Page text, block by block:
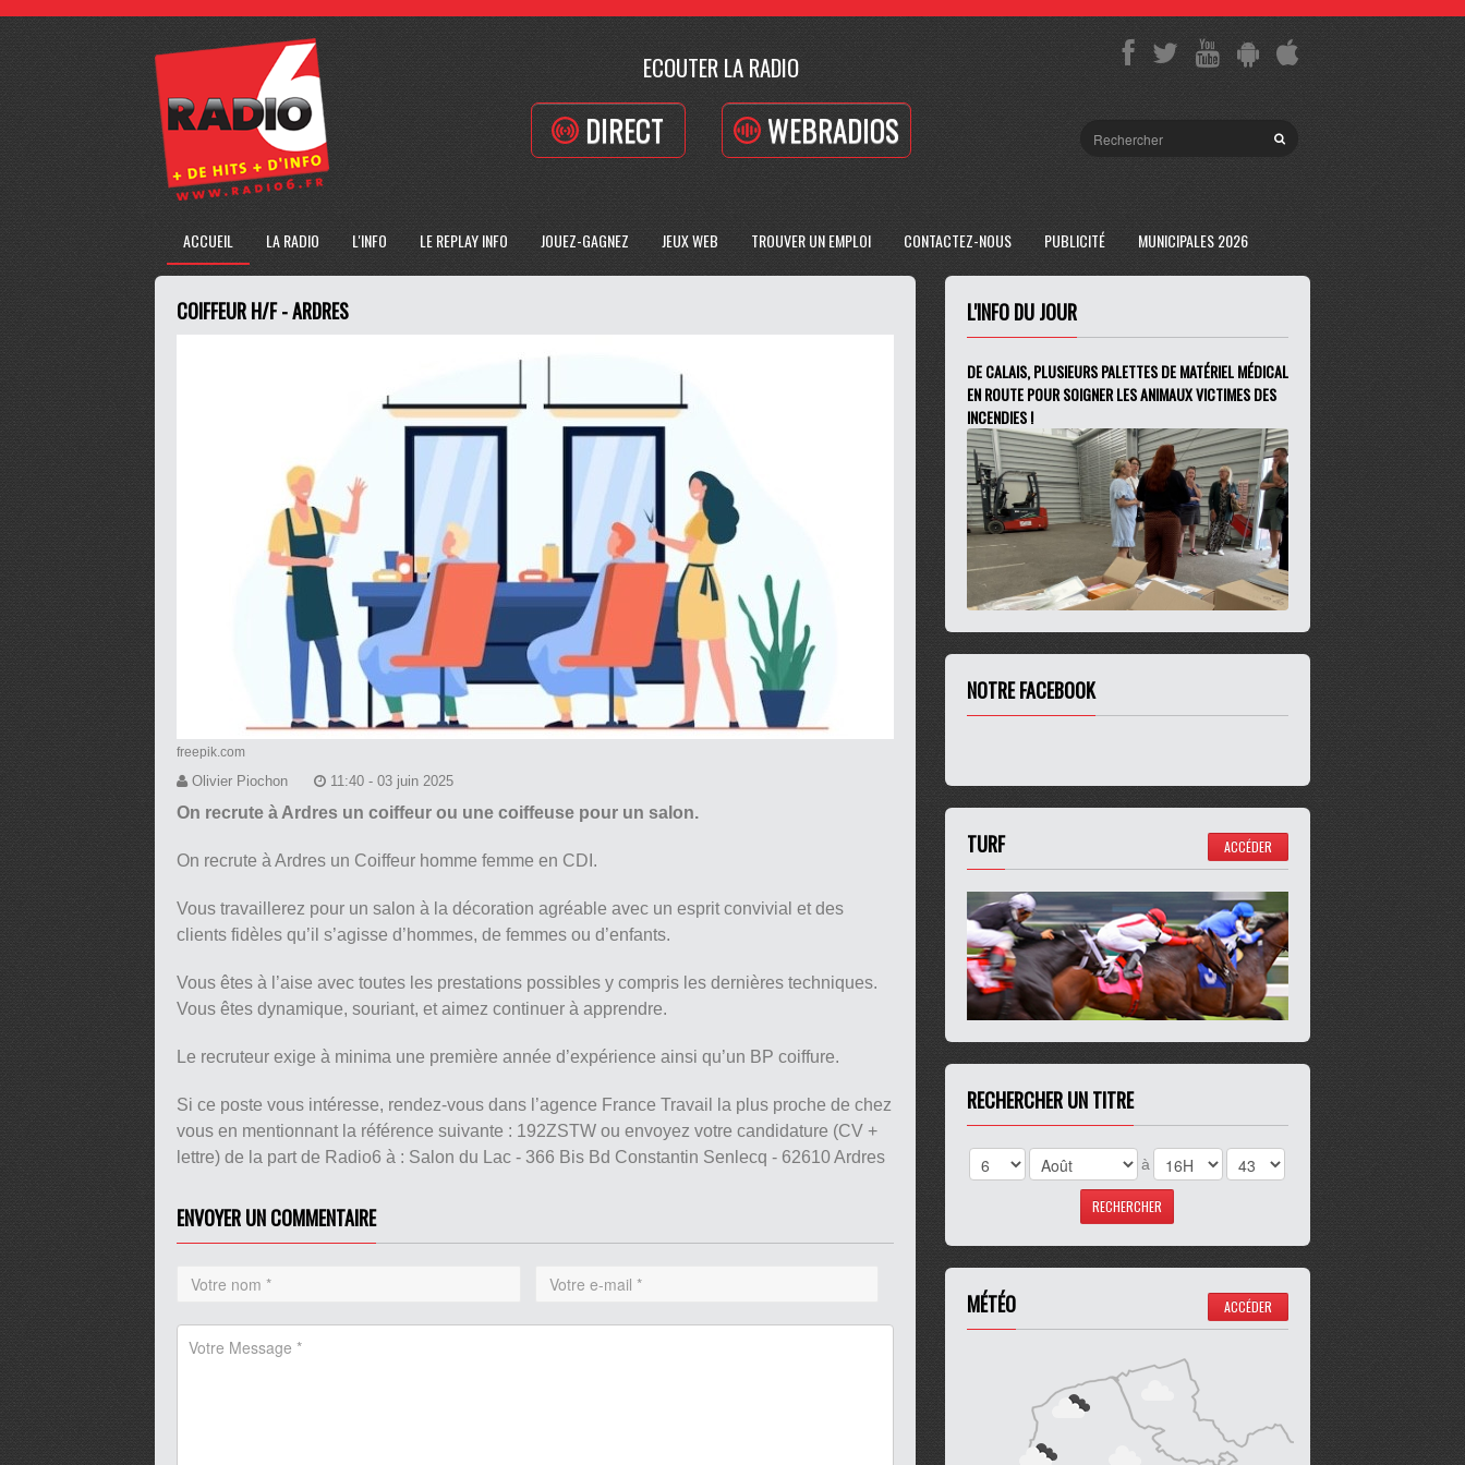
ECOUTER LA RADIO
DIRECT WEBRADIOS
ACCUEIL LA RADIO L'INFO LE REPLAY INFO JOUEZ-GAGNEZ JEUX WEB TROUVER UN EMPLOI CONTACTEZ-NOUS PUBLICITÉ MUNICIPALES 2026
COIFFEUR H/F - ARDRES
freepik.com
Olivier Piochon 11:40 - 03 juin 2025
On recrute à Ardres un coiffeur ou une coiffeuse pour un salon.
On recrute à Ardres un Coiffeur homme femme en CDI.
Vous travaillerez pour un salon à la décoration agréable avec un esprit convivial et des
clients fidèles qu’il s’agisse d’hommes, de femmes ou d’enfants.
Vous êtes à l’aise avec toutes les prestations possibles y compris les dernières techniques.
Vous êtes dynamique, souriant, et aimez continuer à apprendre.
Le recruteur exige à minima une première année d’expérience ainsi qu’un BP coiffure.
Si ce poste vous intéresse, rendez-vous dans l’agence France Travail la plus proche de chez
vous en mentionnant la référence suivante : 192ZSTW ou envoyez votre candidature (CV +
lettre) de la part de Radio6 à : Salon du Lac - 366 Bis Bd Constantin Senlecq - 62610 Ardres
ENVOYER UN COMMENTAIRE
L'INFO DU JOUR
DE CALAIS, PLUSIEURS PALETTES DE MATÉRIEL MÉDICAL
EN ROUTE POUR SOIGNER LES ANIMAUX VICTIMES DES
INCENDIES !
NOTRE FACEBOOK
TURF ACCÉDER
RECHERCHER UN TITRE
à
MÉTÉO ACCÉDER